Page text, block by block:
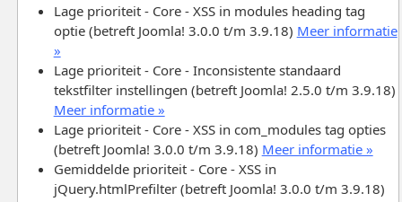
Lage prioriteit - Core - XSS in modules heading tag
optie (betreft Joomla! 3.0.0 t/m 3.9.18) Meer informatie
»
Lage prioriteit - Core - Inconsistente standaard
tekstfilter instellingen (betreft Joomla! 2.5.0 t/m 3.9.18)
Meer informatie »
Lage prioriteit - Core - XSS in com_modules tag opties
(betreft Joomla! 3.0.0 t/m 3.9.18) Meer informatie »
Gemiddelde prioriteit - Core - XSS in
jQuery.htmlPrefilter (betreft Joomla! 3.0.0 t/m 3.9.18)